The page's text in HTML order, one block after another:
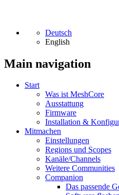
Deutsch
English
Main navigation
Start
Was ist MeshCore
Ausstattung
Firmware
Installation &
Mitmachen
Einstellungen
Regions und Scopes
Kanäle/Channels
Weitere Communities
Companion
Das passende